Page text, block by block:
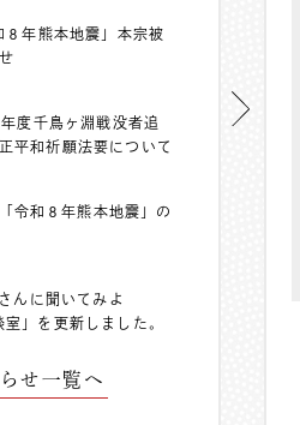
８年熊本地震」本宗被
度千鳥ヶ淵戦没者追
平和祈願法要について
「令和８年熊本地震」の
んに聞いてみよ
室」を更新しました。
せ一覧へ